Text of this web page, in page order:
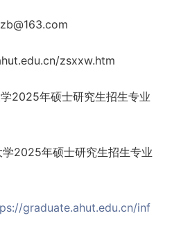
zsxxw.htm
2025年硕士研究生招生专业
2025年硕士研究生招生专业
graduate.ahut.edu.cn/inf